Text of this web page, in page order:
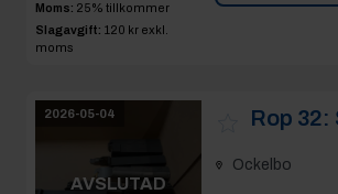
Moms: 25% tillkommer
Slagavgift: 120 kr exkl.
moms
2026-05-04
AVSLUTAD
Rop 32:
Ockelbo